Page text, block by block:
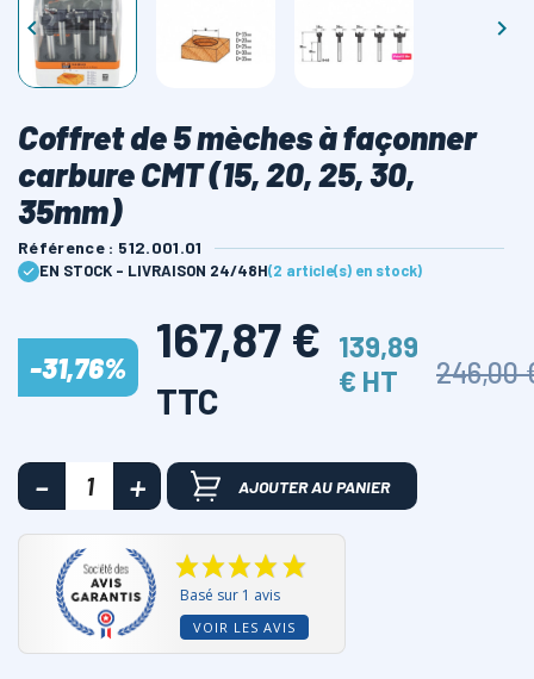
 
Coffret de 5 mèches à façonner
carbure CMT (15, 20, 25, 30,
35mm)
Référence : 512.001.01
EN STOCK - LIVRAISON 24/48H(2 article(s) en stock)
-31,76% 167,87 €
TTC
139,89
€ HT
246,00
AJOUTER AU PANIER
Basé sur 1 avis
VOIR LES AVIS